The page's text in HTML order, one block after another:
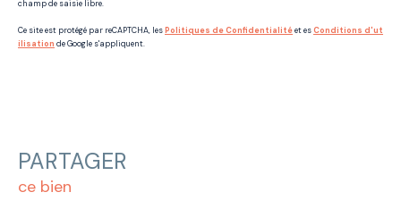
champ de saisie libre.
Ce site est protégé par reCAPTCHA, lesPolitiques de Confidentialitéet esConditions d'ut
ilisation de Google s'appliquent.
PARTAGER
ce bien